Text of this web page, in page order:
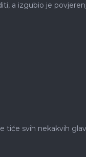
a izgubio je
svih nekakvih